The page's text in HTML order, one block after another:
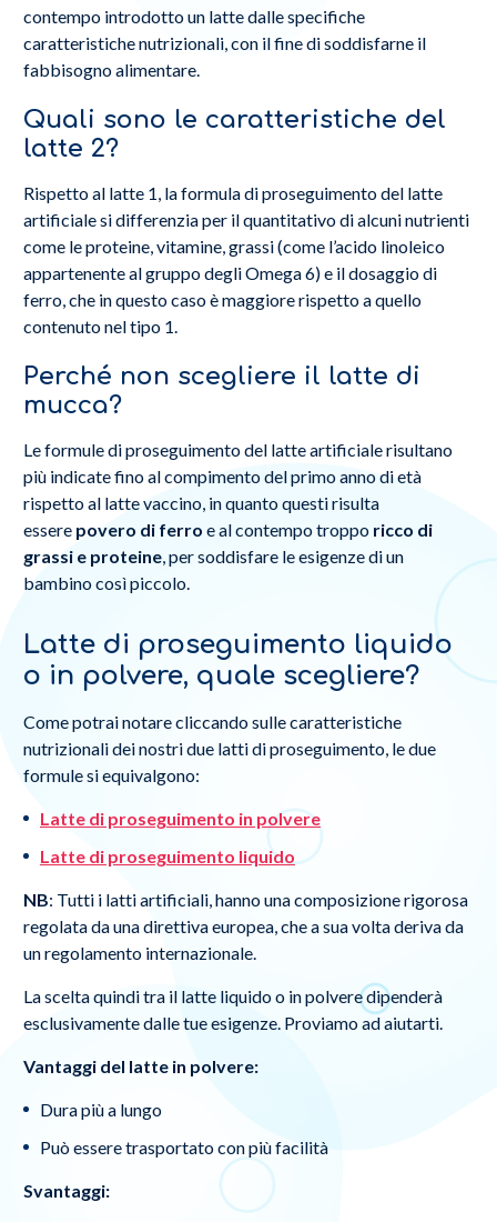
contempo introdotto un latte dalle specifiche
caratteristiche nutrizionali, con il fine di soddisfarne il
fabbisogno alimentare.
Quali sono le caratteristiche del
latte 2?
Rispetto al latte 1, la formula di proseguimento del latte
artificiale si differenzia per il quantitativo di alcuni nutrienti
come le proteine, vitamine, grassi (come l’acido linoleico
appartenente al gruppo degli Omega 6) e il dosaggio di
ferro, che in questo caso è maggiore rispetto a quello
contenuto nel tipo 1.
Perché non scegliere il latte di
mucca?
Le formule di proseguimento del latte artificiale risultano
più indicate fino al compimento del primo anno di età
rispetto al latte vaccino, in quanto questi risulta
essere povero di ferro e al contempo troppo ricco di
grassi e proteine, per soddisfare le esigenze di un
bambino così piccolo.
Latte di proseguimento liquido
o in polvere, quale scegliere?
Come potrai notare cliccando sulle caratteristiche
nutrizionali dei nostri due latti di proseguimento, le due
formule si equivalgono:
Latte di proseguimento in polvere
Latte di proseguimento liquido
NB: Tutti i latti artificiali, hanno una composizione rigorosa
regolata da una direttiva europea, che a sua volta deriva da
un regolamento internazionale.
La scelta quindi tra il latte liquido o in polvere dipenderà
esclusivamente dalle tue esigenze. Proviamo ad aiutarti.
Vantaggi del latte in polvere:
Dura più a lungo
Può essere trasportato con più facilità
Svantaggi: